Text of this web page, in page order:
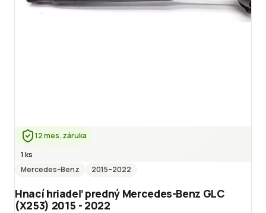
12 mes. záruka
1 ks
Mercedes-Benz
2015–2022
Hnací hriadeľ predný Mercedes-Benz GLC
(X253) 2015 - 2022